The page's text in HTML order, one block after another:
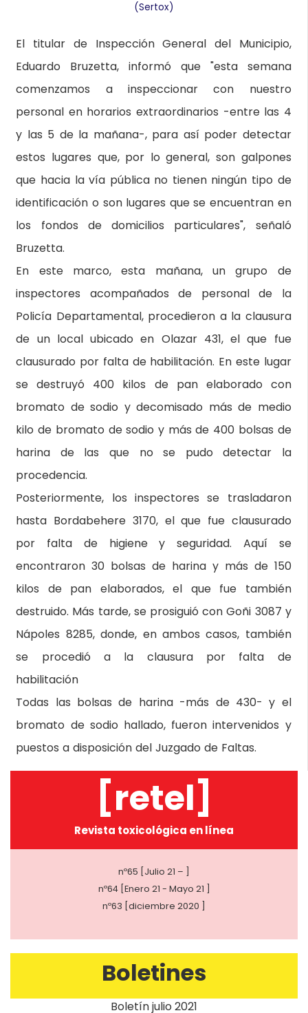
(Sertox)
El titular de Inspección General del Municipio,
Eduardo Bruzetta, informó que "esta semana
comenzamos a inspeccionar con nuestro
personal en horarios extraordinarios -entre las 4
y las 5 de la mañana-, para así poder detectar
estos lugares que, por lo general, son galpones
que hacia la vía pública no tienen ningún tipo de
identificación o son lugares que se encuentran en
los fondos de domicilios particulares", señaló
Bruzetta.
En este marco, esta mañana, un grupo de
inspectores acompañados de personal de la
Policía Departamental, procedieron a la clausura
de un local ubicado en Olazar 431, el que fue
clausurado por falta de habilitación. En este lugar
se destruyó 400 kilos de pan elaborado con
bromato de sodio y decomisado más de medio
kilo de bromato de sodio y más de 400 bolsas de
harina de las que no se pudo detectar la
procedencia.
Posteriormente, los inspectores se trasladaron
hasta Bordabehere 3170, el que fue clausurado
por falta de higiene y seguridad. Aquí se
encontraron 30 bolsas de harina y más de 150
kilos de pan elaborados, el que fue también
destruido. Más tarde, se prosiguió con Goñi 3087 y
Nápoles 8285, donde, en ambos casos, también
se procedió a la clausura por falta de
habilitación
Todas las bolsas de harina -más de 430- y el
bromato de sodio hallado, fueron intervenidos y
puestos a disposición del Juzgado de Faltas.
[retel]
Revista toxicológica en línea
nº65 [Julio 21 – ]
nº64 [Enero 21 - Mayo 21 ]
nº63 [diciembre 2020 ]
Boletines
Boletín julio 2021